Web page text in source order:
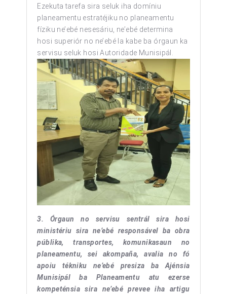
Ezekuta tarefa sira seluk iha domíniu
planeamentu estratéjiku no planeamentu
fíziku ne’ebé nesesáriu, ne’ebé determina
hosi superiór no ne’ebé la kabe ba órgaun ka
servisu seluk hosi Autoridade Munisipál.
3. Órgaun no servisu sentrál sira hosi
ministériu sira ne’ebé responsável ba obra
públika, transportes, komunikasaun no
planeamentu, sei akompaña, avalia no fó
apoiu tékniku ne’ebé presiza ba Ajénsia
Munisipál ba Planeamentu atu ezerse
kompeténsia sira ne’ebé prevee iha artigu